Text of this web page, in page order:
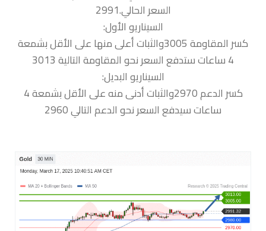
السعر الحالي.2991
السيناريو الأول:
كسر المقاومة 3005والثبات أعلى منها على الأقل بشمعة
4 ساعات ستدفع السعر نحو المقاومة التالية 3013
السيناريو البديل:
كسر الدعم 2970والثبات أدنى منه على الأقل بشمعة 4
ساعات سيدفع السعر نحو الدعم التالي 2960